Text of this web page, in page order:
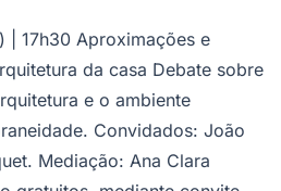
17h30 Aproximações e
da casa Debate sobre
e o ambiente
Convidados: João
Mediação: Ana Clara